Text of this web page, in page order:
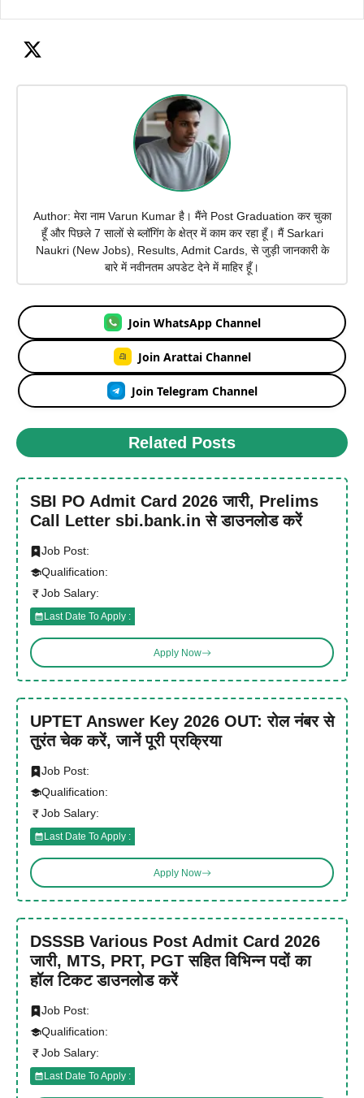
Author: मेरा नाम Varun Kumar है। मैंने Post Graduation कर चुका
हूँ और पिछले 7 सालों से ब्लॉगिंग के क्षेत्र में काम कर रहा हूँ। मैं Sarkari
Naukri (New Jobs), Results, Admit Cards, से जुड़ी जानकारी के
बारे में नवीनतम अपडेट देने में माहिर हूँ।
Join WhatsApp Channel
Join Arattai Channel
Join Telegram Channel
Related Posts
SBI PO Admit Card 2026 जारी, Prelims
Call Letter sbi.bank.in से डाउनलोड करें
Job Post:
Qualification:
Job Salary:
Last Date To Apply :
Apply Now
UPTET Answer Key 2026 OUT: रोल नंबर से
तुरंत चेक करें, जानें पूरी प्रक्रिया
Job Post:
Qualification:
Job Salary:
Last Date To Apply :
Apply Now
DSSSB Various Post Admit Card 2026
जारी, MTS, PRT, PGT सहित विभिन्न पदों का
हॉल टिकट डाउनलोड करें
Job Post:
Qualification:
Job Salary:
Last Date To Apply :